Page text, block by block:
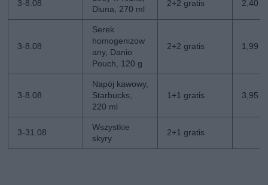
3-8.08
Diuna, 270 ml
2+2 gratis 2,40
3-8.08
Serek
homogenizow
any, Danio
Pouch, 120 g
2+2 gratis 1,99
3-8.08
Napój kawowy,
Starbucks,
220 ml
1+1 gratis 3,95
3-31.08
Wszystkie
skyry
2+1 gratis